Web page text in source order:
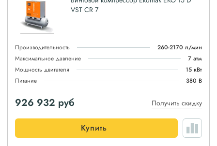
VST CR 7
Производительность
260-2170 л/мин
Максимальное давление
7 атм
Мощность двигателя
15 кВт
Питание
380 В
926 932 руб Получить скидку
Купить